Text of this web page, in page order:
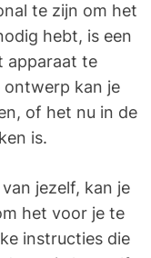
te zijn om het
hebt, is een
apparaat te
ontwerp kan je
of het nu in de
is.
jezelf, kan je
het voor je te
instructies die